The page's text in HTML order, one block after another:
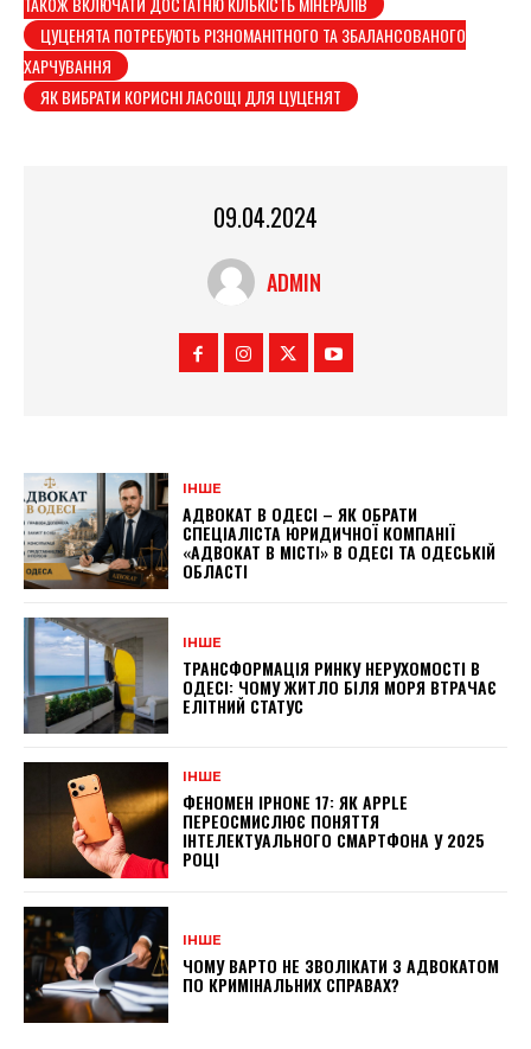
ЦУЦЕНЯТА ПОТРЕБУЮТЬ РІЗНОМАНІТНОГО ТА ЗБАЛАНСОВАНОГО
ХАРЧУВАННЯ
ЯК ВИБРАТИ КОРИСНІ ЛАСОЩІ ДЛЯ ЦУЦЕНЯТ
09.04.2024
ADMIN
ІНШЕ
АДВОКАТ В ОДЕСІ – ЯК ОБРАТИ
СПЕЦІАЛІСТА ЮРИДИЧНОЇ КОМПАНІЇ
«АДВОКАТ В МІСТІ» В ОДЕСІ ТА ОДЕСЬКІЙ
ОБЛАСТІ
ІНШЕ
ТРАНСФОРМАЦІЯ РИНКУ НЕРУХОМОСТІ В
ОДЕСІ: ЧОМУ ЖИТЛО БІЛЯ МОРЯ ВТРАЧАЄ
ЕЛІТНИЙ СТАТУС
ІНШЕ
ФЕНОМЕН IPHONE 17: ЯК APPLE
ПЕРЕОСМИСЛЮЄ ПОНЯТТЯ
ІНТЕЛЕКТУАЛЬНОГО СМАРТФОНА У 2025
РОЦІ
ІНШЕ
ЧОМУ ВАРТО НЕ ЗВОЛІКАТИ З АДВОКАТОМ
ПО КРИМІНАЛЬНИХ СПРАВАХ?